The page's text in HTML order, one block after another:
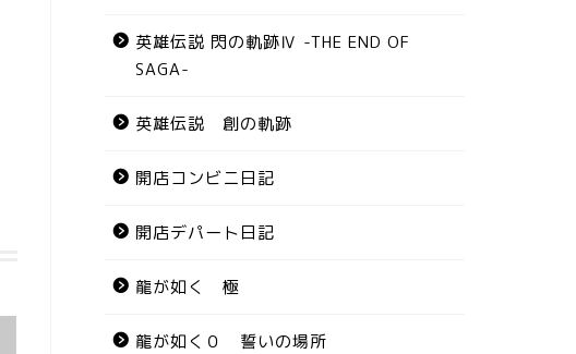
英雄伝説 閃の軌跡Ⅳ -THE END OF
SAGA-
英雄伝説 創の軌跡
開店コンビニ日記
開店デパート日記
龍が如く 極
龍が如く０ 誓いの場所